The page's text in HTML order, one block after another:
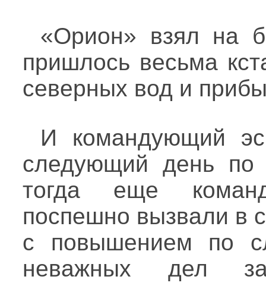
«Орион» взял на
пришлось весьма
северных вод и
И командующий
следующий день по
тогда еще
поспешно вызвали в
с повышением по
неважных дел